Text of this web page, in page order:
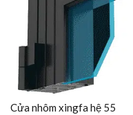
Cửa nhôm xingfa hệ 55